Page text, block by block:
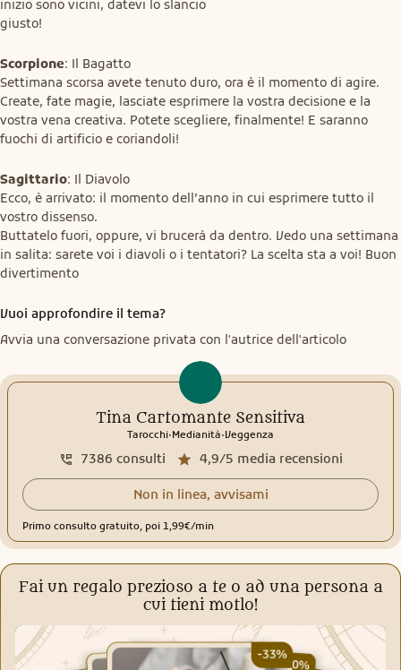
inizio sono vicini, datevi lo slancio
giusto!
Scorpione: Il Bagatto
Settimana scorsa avete tenuto duro, ora è il momento di agire.
Create, fate magie, lasciate esprimere la vostra decisione e la
vostra vena creativa. Potete scegliere, finalmente! E saranno
fuochi di artificio e coriandoli!
Sagittario: Il Diavolo
Ecco, è arrivato: il momento dell’anno in cui esprimere tutto il
vostro dissenso.
Buttatelo fuori, oppure, vi brucerà da dentro. Vedo una settimana
in salita: sarete voi i diavoli o i tentatori? La scelta sta a voi! Buon
divertimento
Vuoi approfondire il tema?
Avvia una conversazione privata con l'autrice dell'articolo
Tina Cartomante Sensitiva
Tarocchi.Medianità.Veggenza
4,9/5 media recensioni
7386 consulti
Non in linea, avvisami
Primo consulto gratuito, poi 1,99€/min
Fai un regalo prezioso a te o ad una persona a
cui tieni motlo!